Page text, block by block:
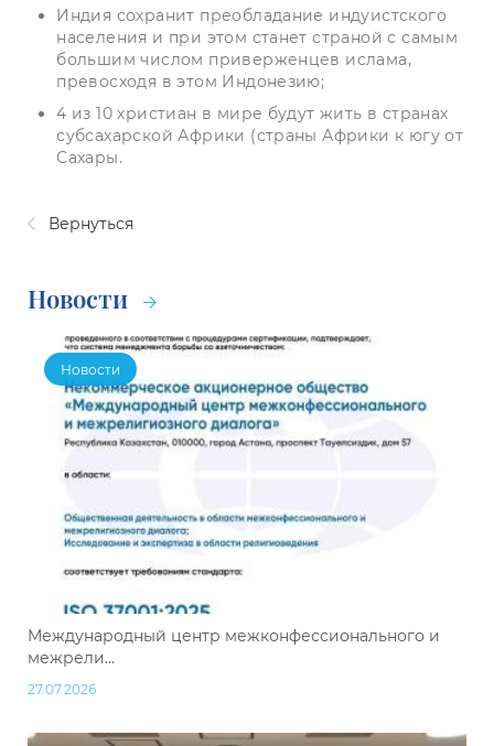
Индия сохранит преобладание индуистского
населения и при этом станет страной с самым
большим числом приверженцев ислама,
превосходя в этом Индонезию;
4 из 10 христиан в мире будут жить в странах
субсахарской Африки (страны Африки к югу от
Сахары.
Вернуться
Новости
Новости
Международный центр межконфессионального и
межрели...
27.07.2026